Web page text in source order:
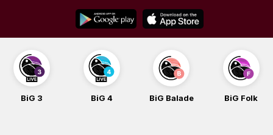
content
BiG 3 BiG 4 BiG Balade BiG Folk